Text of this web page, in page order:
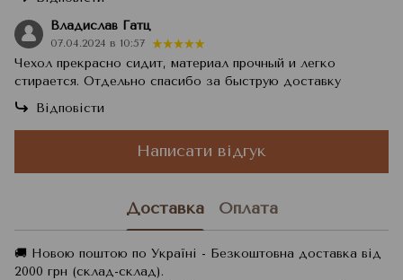
Владислав Гатц
07.04.2024 в 10:57
Чехол прекрасно сидит, материал прочный и легко
стирается. Отдельно спасибо за быструю доставку
Відповісти
Написати відгук
Доставка Оплата
🚚 Новою поштою по Україні - Безкоштовна доставка від
2000 грн (склад-склад).